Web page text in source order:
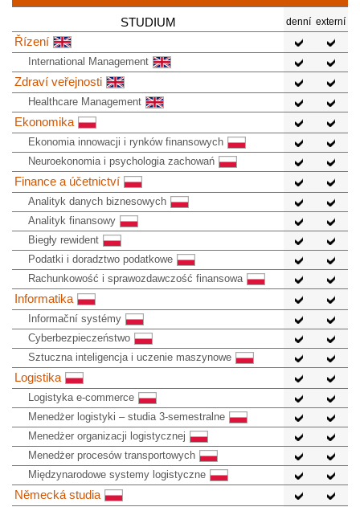
STUDIUM denní externí
Řízení
International Management
Zdraví veřejnosti
Healthcare Management
Ekonomika
Ekonomia innowacji i rynków finansowych
Neuroekonomia i psychologia zachowań
Finance a účetnictví
Analityk danych biznesowych
Analityk finansowy
Biegły rewident
Podatki i doradztwo podatkowe
Rachunkowość i sprawozdawczość finansowa
Informatika
Informační systémy
Cyberbezpieczeństwo
Sztuczna inteligencja i uczenie maszynowe
Logistika
Logistyka e-commerce
Menedżer logistyki – studia 3-semestralne
Menedżer organizacji logistycznej
Menedżer procesów transportowych
Międzynarodowe systemy logistyczne
Německá studia